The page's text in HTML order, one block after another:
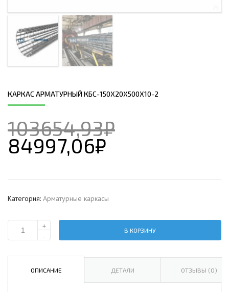
КАРКАС АРМАТУРНЫЙ КБС-150Х20Х500Х10-2
103654,93₽
84997,06₽
Категория: Арматурные каркасы
Количество
арматурный
КБС-150х20х500х10-
+
-
В КОРЗИНУ
ОПИСАНИЕ ДЕТАЛИ ОТЗЫВЫ (0)